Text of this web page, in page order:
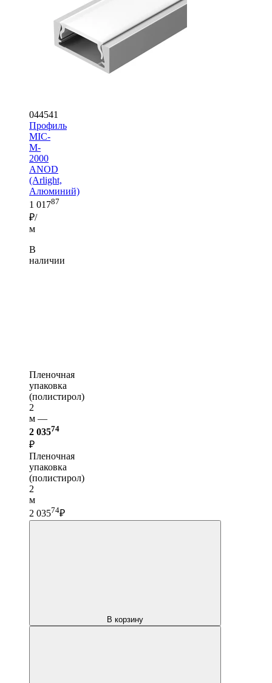
044541
Профиль
MIC-
M-
2000
ANOD
(Arlight,
Алюминий)
1 01787
₽/
м
В
наличии
Пленочная
упаковка
(полистирол)
2
м —
2 03574
₽
Пленочная
упаковка
(полистирол)
2
м
2 03574₽
В корзину